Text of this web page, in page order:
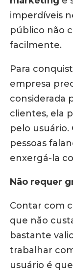
imperdíveis
público não
facilmente.
Para
empresa
considerada
clientes, ela
pelo
pessoas
enxergá-la
Não requer
Contar com
que não
bastante
trabalhar
usuário é